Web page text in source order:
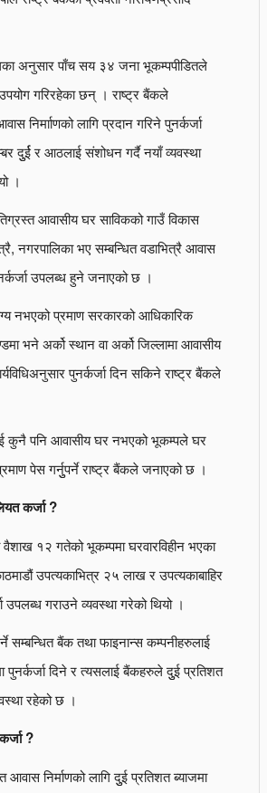
अनुसार पाँच सय ३४ जना भूकम्पपीडितले
गरिरहेका छन् । राष्ट्र बैंकले
निर्मााणको लागि प्रदान गरिने पुनर्कर्जा
दुुर्ई र आठलाई संशोधन गर्दै नयाँ व्यवस्था
।
आवासीय घर साविकको गाउँ विकास
नगरपालिका भए सम्बन्धित वडाभित्रै आवास
उपलब्ध हुने जनाएको छ ।
नभएको प्रमाण सरकारको आधिकारिक
भने अर्को स्थान वा अर्को जिल्लामा आवासीय
पुनर्कर्जा दिन सकिने राष्ट्र बैंकले
कुनै पनि आवासीय घर नभएको भूकम्पले घर
पेस गर्नुुपर्ने राष्ट्र बैंकले जनाएको छ ।
कर्जा ?
वैशाख १२ गतेको भूकम्पमा घरवारविहीन भएका
उपत्यकाभित्र २५ लाख र उपत्यकाबाहिर
गराउने व्यवस्था गरेको थियो ।
सम्बन्धित बैंक तथा फाइनान्स कम्पनीहरुलाई
पुनर्कर्जा दिने र त्यसलाई बैंकहरुले दुुई प्रतिशत
रहेको छ ।
?
आवास निर्माणको लागि दुुई प्रतिशत ब्याजमा